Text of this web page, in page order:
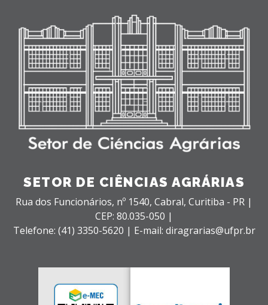
SETOR DE CIÊNCIAS AGRÁRIAS
Rua dos Funcionários, nº 1540, Cabral, Curitiba - PR |
CEP: 80.035-050 |
Telefone: (41) 3350-5620 | E-mail: diragrarias@ufpr.br